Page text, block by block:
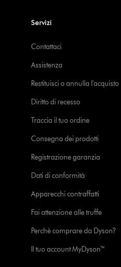
Servizi
Contattaci
Assistenza
Restituisci o annulla l'acquisto
Diritto di recesso
Traccia il tuo ordine
Consegna dei prodotti
Registrazione garanzia
Dati di conformità
Apparecchi contraffatti
Fai attenzione alle truffe
Perchè comprare da Dyson?
Il tuo account MyDyson™